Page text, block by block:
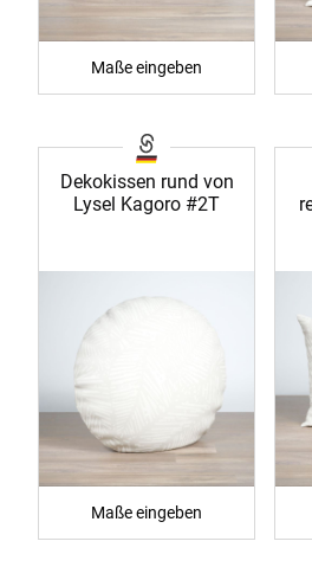
Maße eingeben
Dekokissen rund von
Lysel Kagoro #2T
Maße eingeben